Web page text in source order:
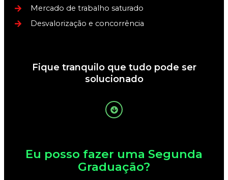
Mercado de trabalho saturado
Desvalorização e concorrência
Fique tranquilo que tudo pode ser
solucionado
Eu posso fazer uma Segunda
Graduação?